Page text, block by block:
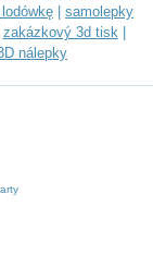
samolepky
zakázkový 3d tisk|
nálepky